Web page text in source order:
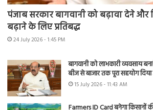
पंजाब सरकार बागवानी को बढ़ावा देने
बढ़ाने के लिए प्रतिबद्ध
24 July 2026 - 1:45 PM
बागवानी को लाभकारी व्यवसाय
बीज से बाजार तक पूरा सहयोग दिया
15 July 2026 - 11:43 AM